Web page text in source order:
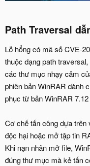
Path Traversal
Lỗ hổng có mã số CVE-
thuộc dạng path
các thư mục nhạy cảm
phiên bản WinRAR dành
phục từ bản WinRAR
Cơ chế tấn công dựa
độc hại hoặc mở tập tin
Khi nạn nhân mở file,
đúng thư mục mà kẻ tấn